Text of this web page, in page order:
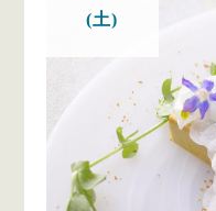
(土)